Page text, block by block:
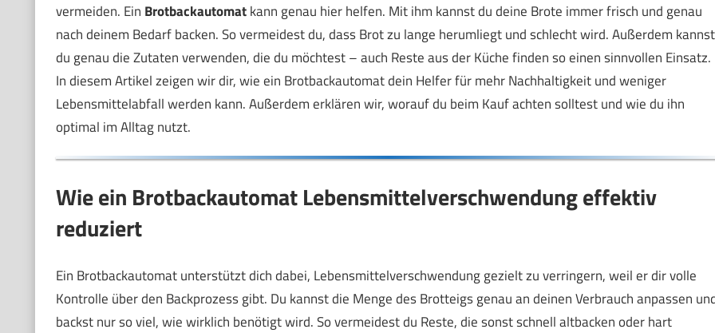
vermeiden. Ein Brotbackautomatkann genau hier helfen. Mit ihm kannst du deine Brote immer frisch und genau
nach deinem Bedarf backen. So vermeidest du, dass Brot zu lange herumliegt und schlecht wird. Außerdem kannst
du genau die Zutaten verwenden, die du möchtest – auch Reste aus der Küche finden so einen sinnvollen Einsatz.
In diesem Artikel zeigen wir dir, wie ein Brotbackautomat dein Helfer für mehr Nachhaltigkeit und weniger
Lebensmittelabfall werden kann. Außerdem erklären wir, worauf du beim Kauf achten solltest und wie du ihn
optimal im Alltag nutzt.
Wie ein Brotbackautomat Lebensmittelverschwendung effektiv
reduziert
Ein Brotbackautomat unterstützt dich dabei, Lebensmittelverschwendung gezielt zu verringern, weil er dir volle
Kontrolle über den Backprozess gibt. Du kannst die Menge des Brotteigs genau an deinen Verbrauch anpassen
backst nur so viel, wie wirklich benötigt wird. So vermeidest du Reste, die sonst schnell altbacken oder hart